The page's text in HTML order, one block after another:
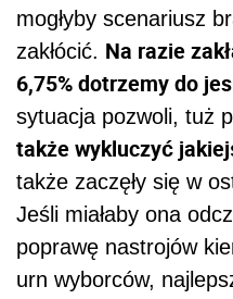
mogłyby scenariusz
zakłócić. Na razie
6,75% dotrzemy do
sytuacja pozwoli, tuż
także wykluczyć
także zaczęły się w
Jeśli miałaby ona
poprawę nastrojów
urn wyborców,